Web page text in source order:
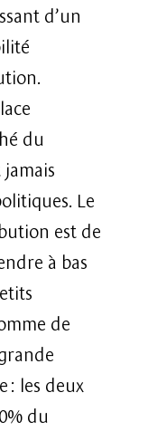
d’un
du
Le
est de
à bas
de
: les deux
du